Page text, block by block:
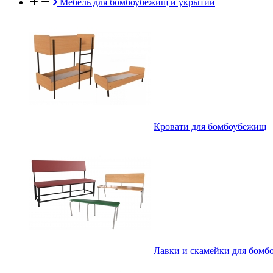
Мебель для бомбоубежищ и укрытий
Кровати для бомбоубежищ
Лавки и скамейки для